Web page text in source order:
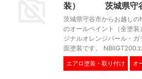
装） 茨城県守谷
茨城県守谷市からお越し
のオールペイント（全塗装
ジナルオレンジパール・
面塗装です。 NBⅡGT200
エアロ塗装・取り付け オ